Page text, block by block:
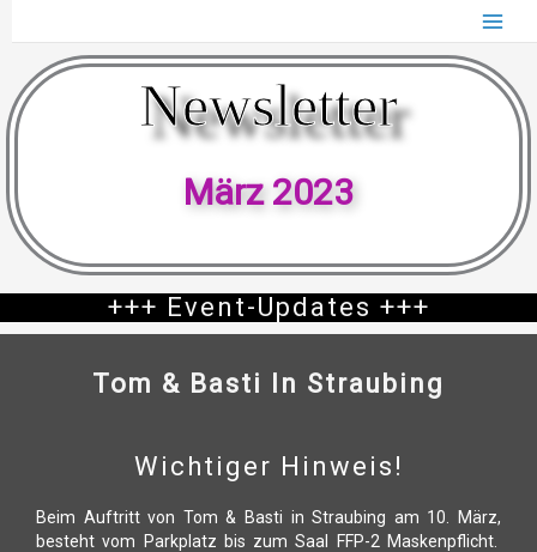
Newsletter
März 2023
+++ Event-Updates +++
Tom & Basti In Straubing
Wichtiger Hinweis!
Beim Auftritt von Tom & Basti in Straubing am 10. März,
besteht vom Parkplatz bis zum Saal FFP-2 Maskenpflicht.